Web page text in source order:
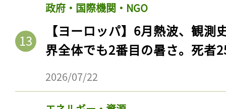
政府・国際機関・NGO
【ヨーロッパ】6月熱波、観
界全体でも2番目の暑さ。死者
2026/07/22